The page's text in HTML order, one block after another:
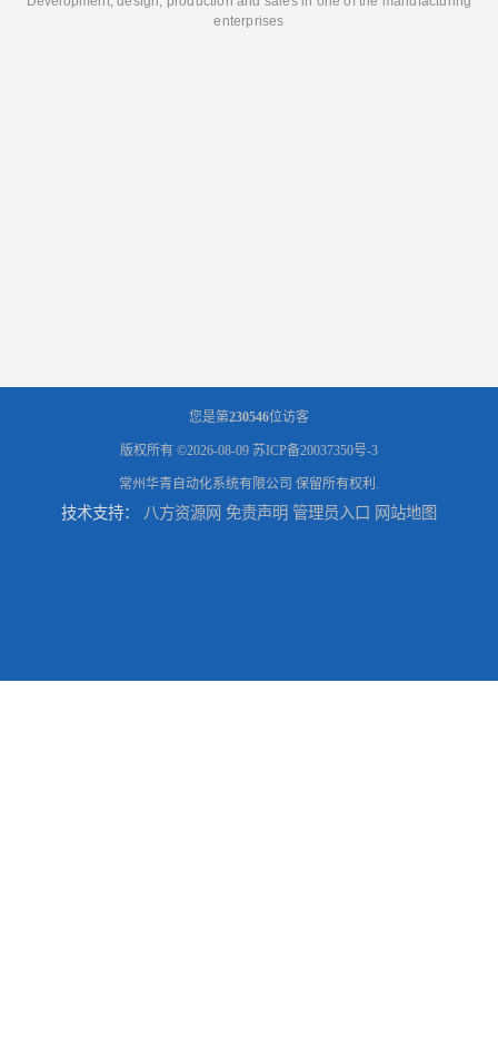
enterprises
您是第230546位访客
版权所有 ©2026-08-09 苏ICP备20037350号-3
常州华青自动化系统有限公司 保留所有权利.
技术支持： 八方资源网 免责声明 管理员入口 网站地图